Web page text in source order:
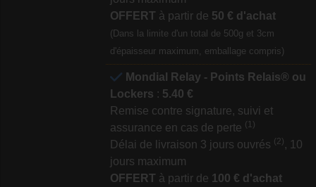
OFFERT à partir de 50 € d'achat
(Dans la limite d'un total de 500g et 3cm
d'épaisseur maximum, emballage compris)
Mondial Relay - Points Relais® ou
Lockers : 5.40 €
Remise contre signature, suivi et
assurance en cas de perte (1)
Délai de livraison 3 jours ouvrés (2) , 10
jours maximum
OFFERT à partir de 100 € d'achat